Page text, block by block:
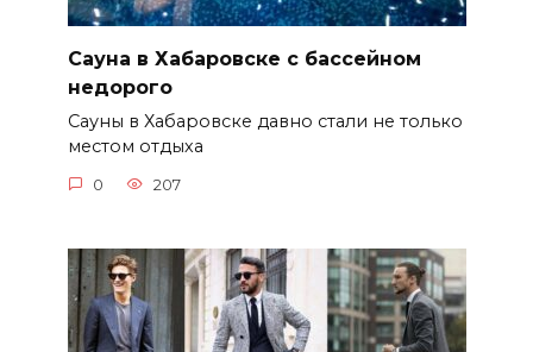
Сауна в Хабаровске с бассейном
недорого
Сауны в Хабаровске давно стали не только
местом отдыха
0 207